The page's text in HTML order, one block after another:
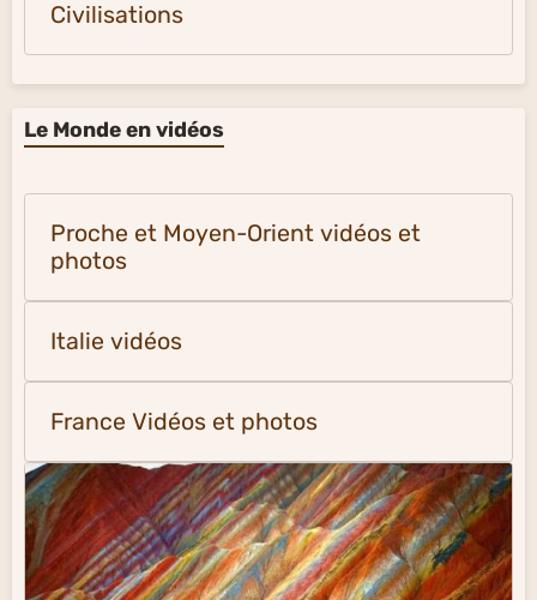
Civilisations
Le Monde en vidéos
Proche et Moyen-Orient vidéos et
photos
Italie vidéos
France Vidéos et photos